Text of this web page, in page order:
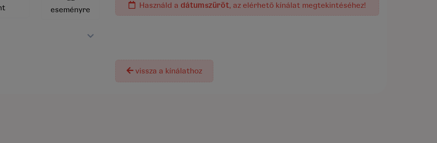
Használd a dátumszűrőt, az elérhető kínálat megtekintéséhez!
vissza a kínálathoz
eseményre